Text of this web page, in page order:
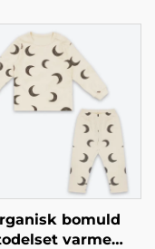
bomuld
varme